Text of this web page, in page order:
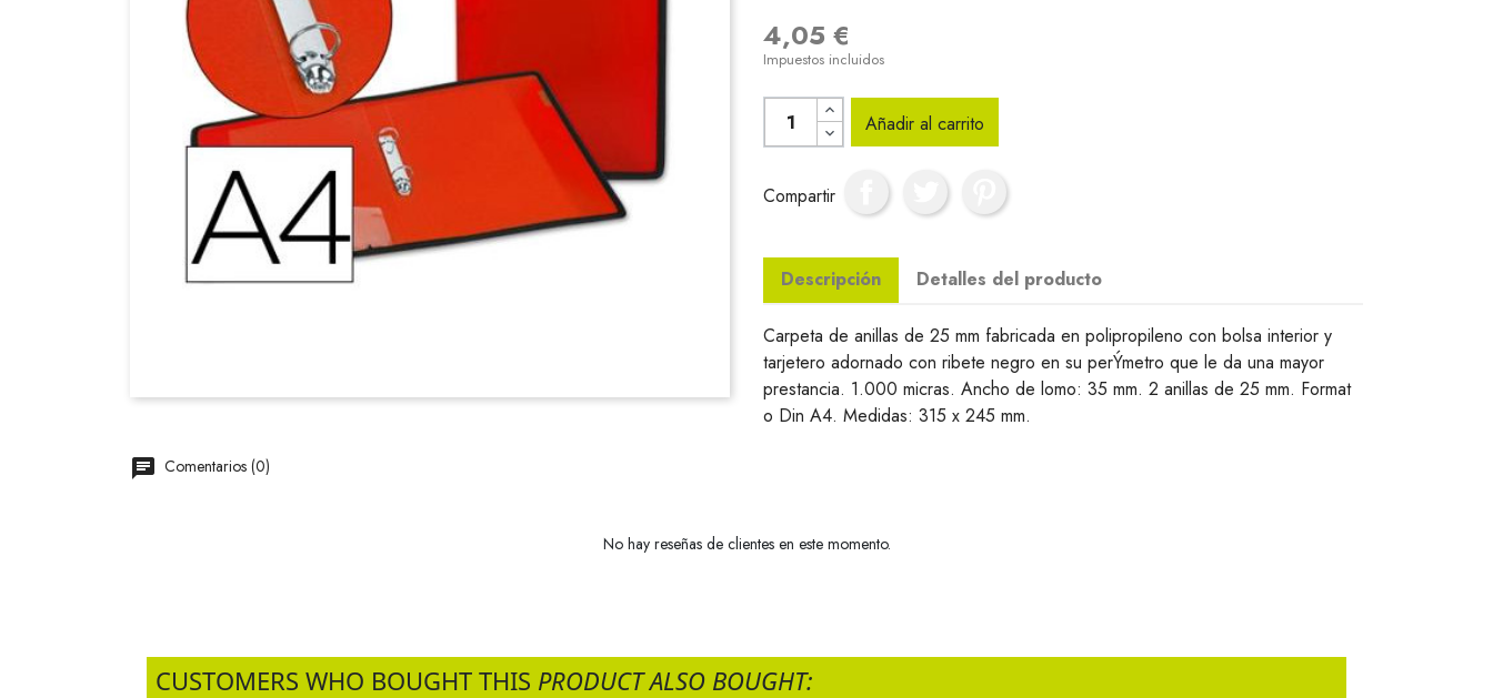
4,05 €
Impuestos incluidos
Añadir al carrito
Compartir
Descripción Detalles del producto
Carpeta de anillas de 25 mm fabricada en polipropileno con bolsa interior y
tarjetero adornado con ribete negro en su perÝmetro que le da una mayor
prestancia. 1.000 micras. Ancho de lomo: 35 mm. 2 anillas de 25 mm. Format
o Din A4. Medidas: 315 x 245 mm.
Comentarios (0)
No hay reseñas de clientes en este momento.
CUSTOMERS WHO BOUGHT THIS PRODUCT ALSO BOUGHT: